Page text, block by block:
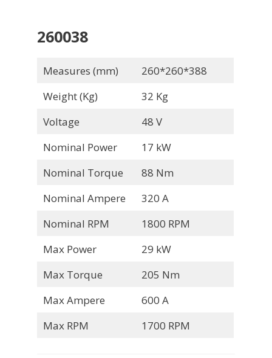
260038
Measures (mm)
260*260*388
Weight (Kg)
32 Kg
Voltage
48 V
Nominal Power
17 kW
Nominal Torque
88 Nm
Nominal Ampere
320 A
Nominal RPM
1800 RPM
Max Power
29 kW
Max Torque
205 Nm
Max Ampere
600 A
Max RPM
1700 RPM